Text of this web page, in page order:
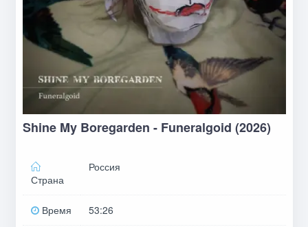
Shine My Boregarden - Funeralgoid (2026)
Страна
Россия
Время 53:26